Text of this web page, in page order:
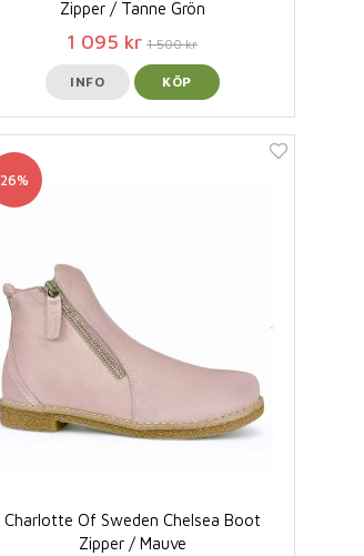
Zipper / Tanne Grön
1 095 kr 1 500 kr
INFO KÖP
26%
Charlotte Of Sweden Chelsea Boot
Zipper / Mauve